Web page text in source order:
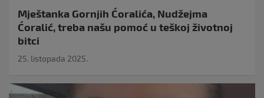
Mještanka Gornjih Ćoralića, Nudžejma
Ćoralić, treba našu pomoć u teškoj životnoj
bitci
25. listopada 2025.